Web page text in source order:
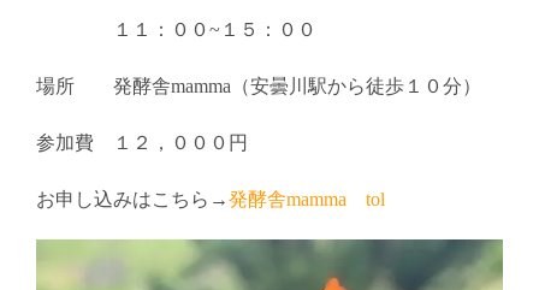
１１：００~１５：００
場所 発酵舎mamma（安曇川駅から徒歩１０分）
参加費 １２，０００円
お申し込みはこちら→発酵舎mamma tol